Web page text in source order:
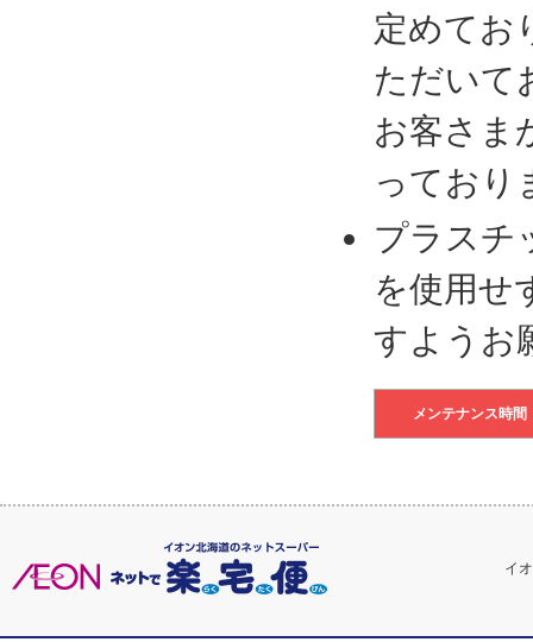
定めてお
ただいて
お客さま
っており
プラスチ
を使用せ
すようお
メンテナンス時間
イ